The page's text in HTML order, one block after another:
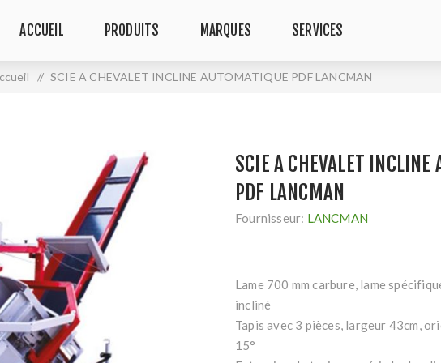
ACCUEIL PRODUITS MARQUES SERVICES
/ SCIE A CHEVALET INCLINE AUTOMATIQUE PDF LANCMAN
SCIE A CHEVALET INCLINE
PDF LANCMAN
Fournisseur: LANCMAN
Lame 700 mm carbure, lame
incliné
Tapis avec 3 pièces, largeur 43cm,
15°